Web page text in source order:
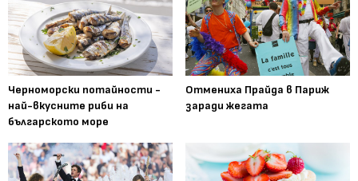
Черноморски потайности -
най-вкусните риби на
българското море
Отмениха Прайда в Париж
заради жегата